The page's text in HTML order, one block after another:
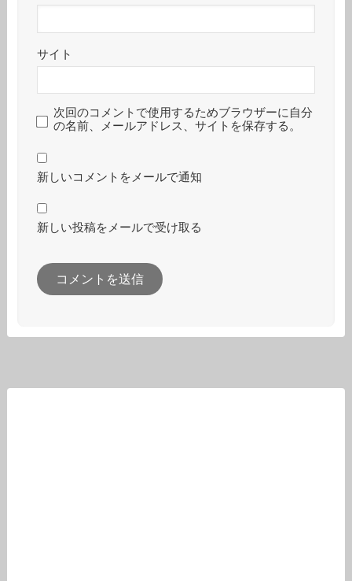
サイト
次回のコメントで使用するためブラウザーに自分
の名前、メールアドレス、サイトを保存する。
新しいコメントをメールで通知
新しい投稿をメールで受け取る